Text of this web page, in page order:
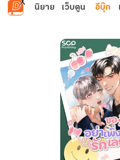
ข้ามไปยังเนื้อหาหลัก
นิยาย เว็บตูน อีบุ๊ก